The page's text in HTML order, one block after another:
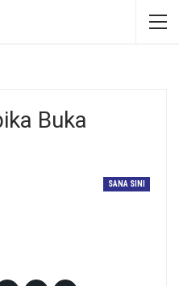
Buka
SANA SINI